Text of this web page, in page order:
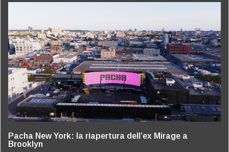
Pacha New York: la riapertura dell’ex Mirage a
Brooklyn